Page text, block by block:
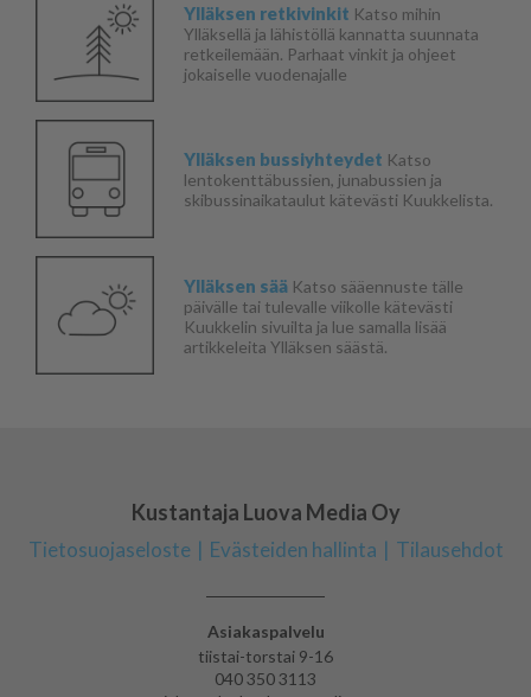
Ylläksen retkivinkit Katso mihin
Ylläksellä ja lähistöllä kannatta suunnata
retkeilemään. Parhaat vinkit ja ohjeet
jokaiselle vuodenajalle
Ylläksen bussiyhteydet Katso
lentokenttäbussien, junabussien ja
skibussinaikataulut kätevästi Kuukkelista.
Ylläksen sää Katso sääennuste tälle
päivälle tai tulevalle viikolle kätevästi
Kuukkelin sivuilta ja lue samalla lisää
artikkeleita Ylläksen säästä.
Kustantaja Luova Media Oy
Tietosuojaseloste Evästeiden hallinta Tilausehdot
Asiakaspalvelu
tiistai-torstai 9-16
040 350 3113